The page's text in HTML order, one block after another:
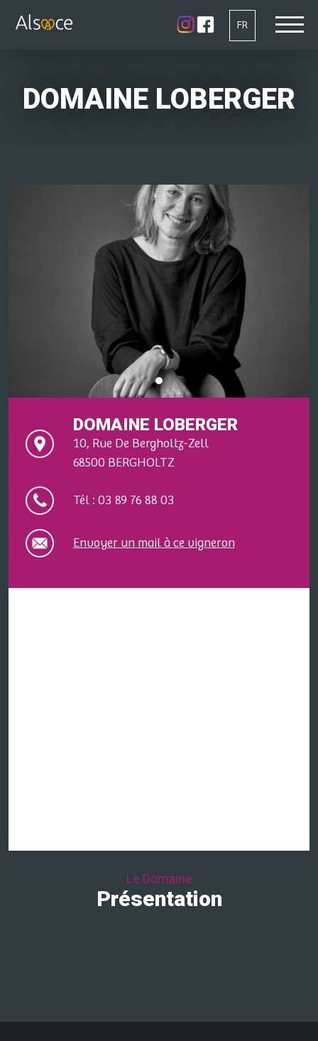
FR
DOMAINE LOBERGER
DOMAINE LOBERGER
10, Rue De Bergholtz-Zell
68500 BERGHOLTZ
Tél : 03 89 76 88 03
Envoyer un mail à ce vigneron
Le Domaine
Présentation